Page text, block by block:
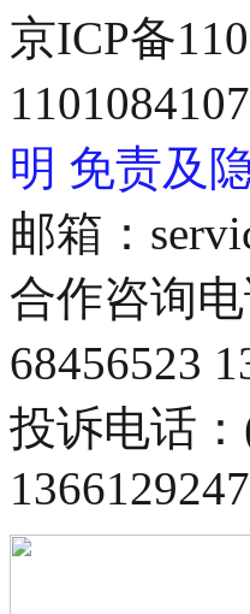
京ICP备
明 免责及
邮箱：
合作咨询
68456523
投诉电话